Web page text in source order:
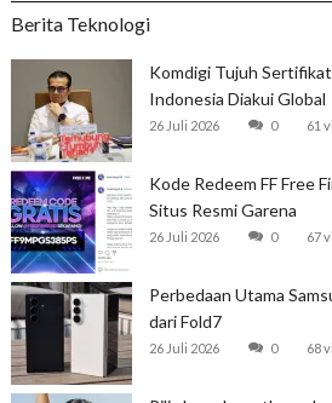
Berita Teknologi
Komdigi Tujuh
Indonesia Diakui Global
26 Juli 2026 0 61
Kode Redeem FF Free
Situs Resmi Garena
26 Juli 2026 0 67
Perbedaan Utama
dari Fold7
26 Juli 2026 0 68